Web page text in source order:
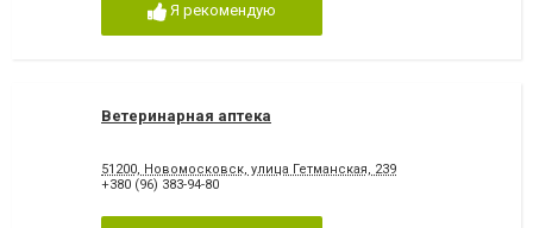
Я рекомендую
Ветеринарная аптека
51200, Новомосковск, улица Гетманская, 239
+380 (96) 383-94-80